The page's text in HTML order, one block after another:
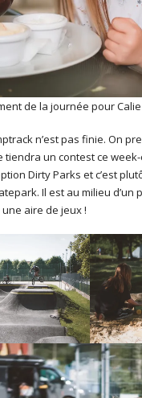
de la journée pour Calie
n’est pas finie. On
tiendra un contest ce
Dirty Parks et c’est
Il est au milieu
aire de jeux !